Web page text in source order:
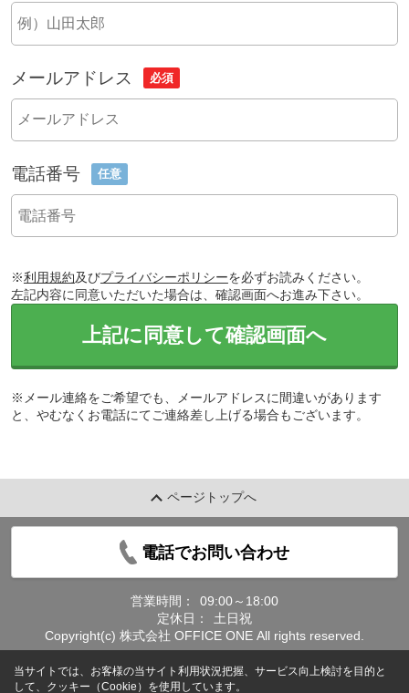
メールアドレス 必須
電話番号 任意
※利用規約及びプライバシーポリシーを必ずお読みください。
左記内容に同意いただいた場合は、確認画面へお進み下さい。
上記に同意して確認画面へ
※メール連絡をご希望でも、メールアドレスに間違いがあります
と、やむなくお電話にてご連絡差し上げる場合もございます。
ページトップへ
電話でお問い合わせ
営業時間：
09:00～18:00
定休日：
土日祝
Copyright(c) 株式会社 OFFICE ONE All rights reserved.
当サイトでは、お客様の当サイト利用状況把握、サービス向上検討を目的と
して、クッキー（Cookie）を使用しています。